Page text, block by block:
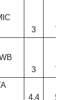
3 7
3 7
4,4 5